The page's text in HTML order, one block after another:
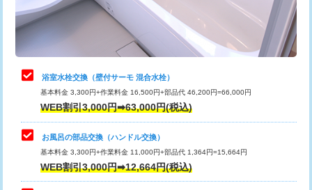
止水・漏水調査・防水処理・清掃・修
理・調整・分解・加工など（軽作業）
止水・漏水調査・防水処理・清掃・修
理・調整・分解・加工など（中作業）
22,000円
止水・漏水調査・防水処理・清掃・修
理・調整・分解・加工など（重作業）
33,000円
トイレタンク脱着
トイレ便器脱着
浴室水栓交換（壁付サーモ 混合水栓）
基本料金 3,300円+作業料金 16,500円+部品代 46,200円=66,000円
WEB割引3,000円➡63,000円(税込)
お風呂の部品交換（ハンドル交換）
基本料金 3,300円+作業料金 11,000円+部品代 1,364円=15,664円
WEB割引3,000円➡12,664円(税込)